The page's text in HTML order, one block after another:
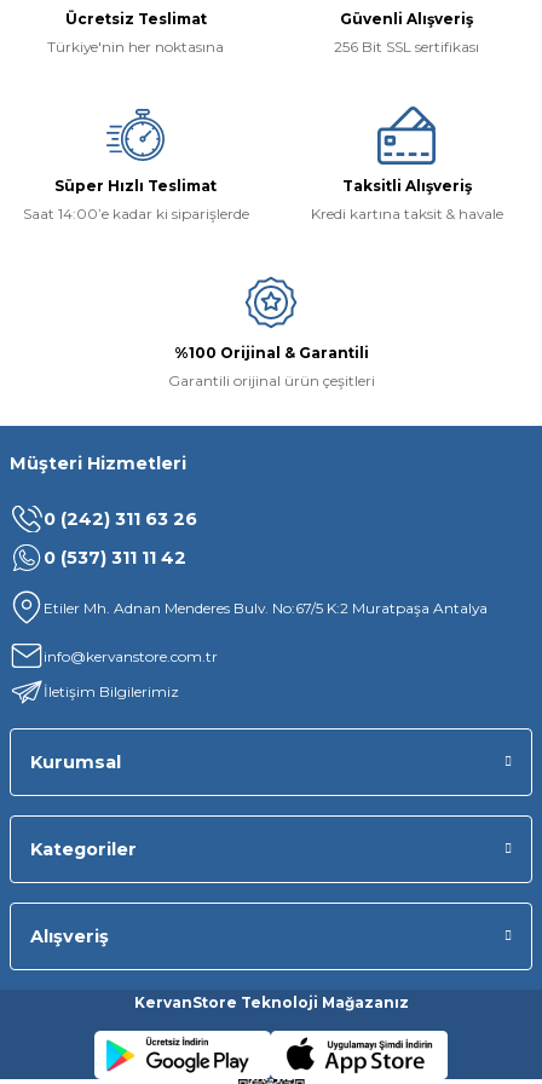
Ücretsiz Teslimat
Türkiye'nin her noktasına
Güvenli Alışveriş
256 Bit SSL sertifikası
Süper Hızlı Teslimat
Saat 14:00’e kadar ki siparişlerde
Taksitli Alışveriş
Kredi kartına taksit & havale
%100 Orijinal & Garantili
Garantili orijinal ürün çeşitleri
Müşteri Hizmetleri
0 (242) 311 63 26
0 (537) 311 11 42
Etiler Mh. Adnan Menderes Bulv. No:67/5 K:2 Muratpaşa Antalya
info@kervanstore.com.tr
İletişim Bilgilerimiz
Kurumsal
Kategoriler
Alışveriş
KervanStore Teknoloji Mağazanız